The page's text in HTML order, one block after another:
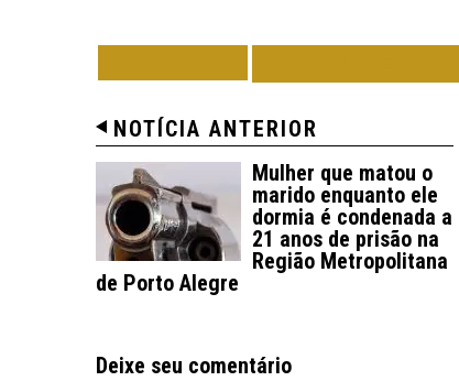
NOTÍCIA ANTERIOR
Mulher que matou o
marido enquanto ele
dormia é condenada a
21 anos de prisão na
Região Metropolitana
de Porto Alegre
Deixe seu comentário